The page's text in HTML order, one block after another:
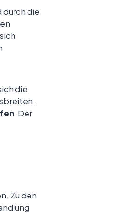
durch die
die
. Der
Zu den